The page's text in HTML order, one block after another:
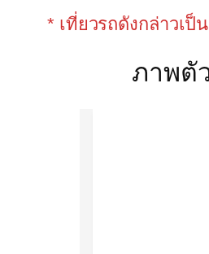
* เที่ยวรถดังกล่าวเ
ภาพตั